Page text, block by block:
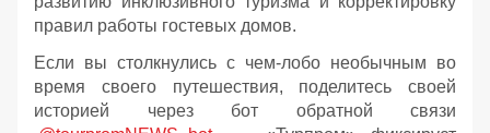
правил работы гостевых домов.
Если вы столкнулись с чем-лобо необычным во
время своего путешествия, поделитесь своей
историей через бот обратной связи